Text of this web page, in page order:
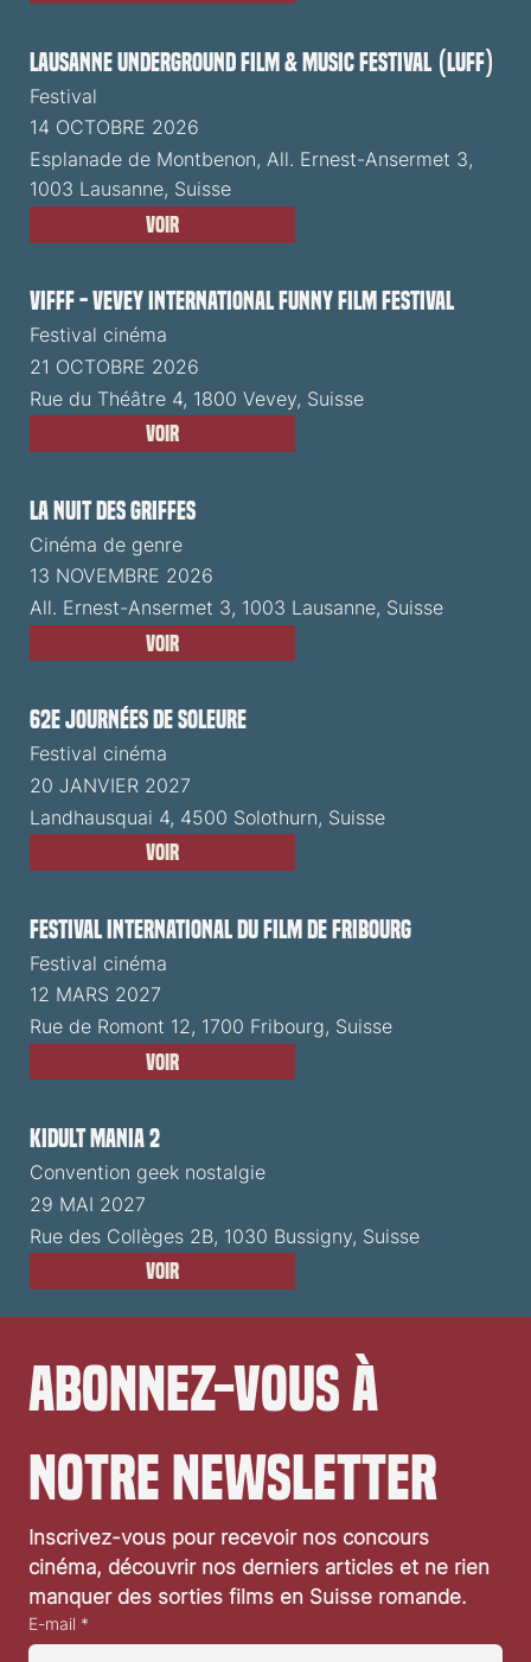
Lausanne Underground Film & Music Festival (LUFF)
Festival
14 OCTOBRE 2026
Esplanade de Montbenon, All. Ernest-Ansermet 3,
1003 Lausanne, Suisse
Voir
VIFFF - Vevey International Funny Film Festival
Festival cinéma
21 OCTOBRE 2026
Rue du Théâtre 4, 1800 Vevey, Suisse
Voir
La Nuit des Griffes
Cinéma de genre
13 NOVEMBRE 2026
All. Ernest-Ansermet 3, 1003 Lausanne, Suisse
Voir
62e Journées de Soleure
Festival cinéma
20 JANVIER 2027
Landhausquai 4, 4500 Solothurn, Suisse
Voir
Festival International du Film de Fribourg
Festival cinéma
12 MARS 2027
Rue de Romont 12, 1700 Fribourg, Suisse
Voir
Kidult Mania 2
Convention geek nostalgie
29 MAI 2027
Rue des Collèges 2B, 1030 Bussigny, Suisse
Voir
Abonnez-vous à
notre newsletter
Inscrivez-vous pour recevoir nos concours
cinéma, découvrir nos derniers articles et ne rien
manquer des sorties films en Suisse romande.
E-mail *